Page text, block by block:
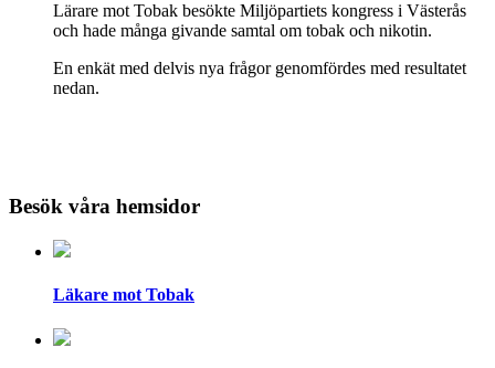
Lärare mot Tobak besökte Miljöpartiets kongress i Västerås
och hade många givande samtal om tobak och nikotin.
En enkät med delvis nya frågor genomfördes med resultatet
nedan.
Besök våra hemsidor
Läkare mot Tobak